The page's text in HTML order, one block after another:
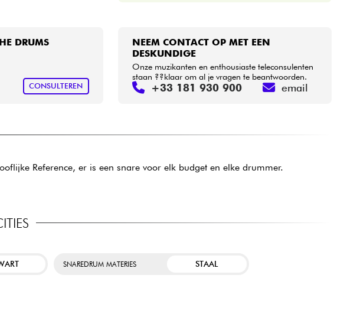
DRUMS
CONSULTEREN
NEEM CONTACT OP MET EEN
DESKUNDIGE
Onze muzikanten en enthousiaste teleconsulenten
staan ??klaar om al je vragen te beantwoorden.
+33 181 930 900 email
Reference, er is een snare voor elk budget en elke drummer.
SNAREDRUM MATERIES STAAL